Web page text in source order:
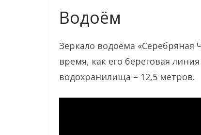
Водоём
Зеркало водоёма «Серебряная
время, как его береговая
водохранилища – 12,5 метров.